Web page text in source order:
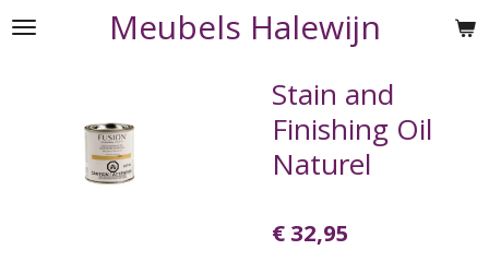
Ga
hoofdinhoud
Meubels Halewijn
Stain and
Finishing Oil
Naturel
€ 32,95